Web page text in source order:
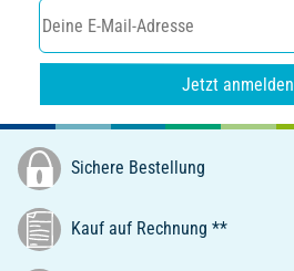
Jetzt anmelden
Sichere Bestellung
Kauf auf Rechnung **